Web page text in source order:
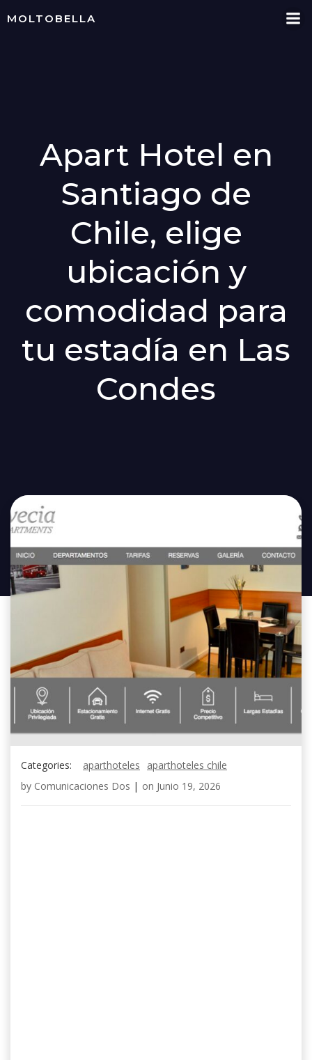
MOLTOBELLA
Apart Hotel en
Santiago de
Chile, elige
ubicación y
comodidad para
tu estadía en Las
Condes
Categories: aparthoteles
aparthoteles chile
by Comunicaciones Dos | on Junio 19, 2026